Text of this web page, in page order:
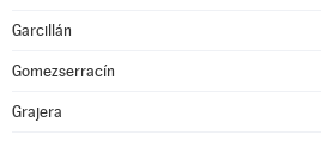
Garcillán
Gomezserracín
Grajera